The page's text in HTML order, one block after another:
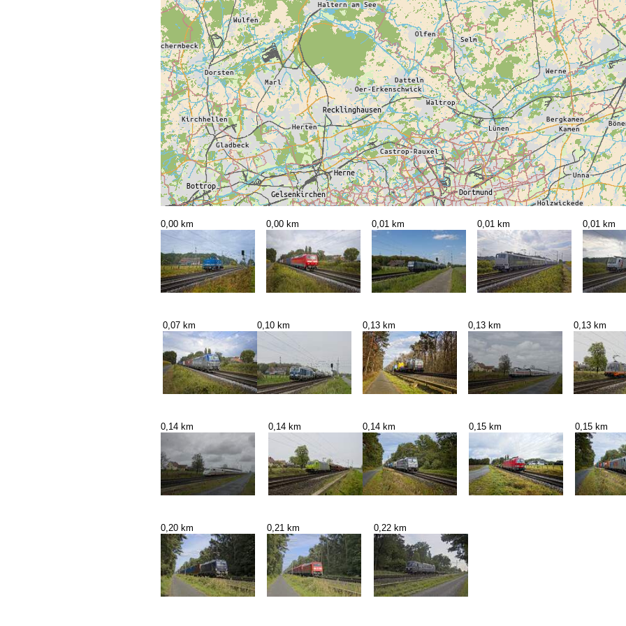
0,00 km 0,00 km 0,01 km 0,01 km 0,01 km
0,07 km 0,10 km 0,13 km 0,13 km 0,13 km
0,14 km 0,14 km 0,14 km 0,15 km 0,15 km
0,20 km 0,21 km 0,22 km